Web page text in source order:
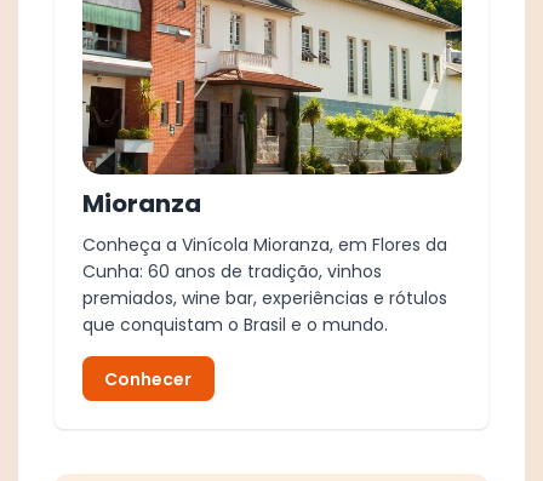
Mioranza
Conheça a Vinícola Mioranza, em Flores da
Cunha: 60 anos de tradição, vinhos
premiados, wine bar, experiências e rótulos
que conquistam o Brasil e o mundo.
Conhecer